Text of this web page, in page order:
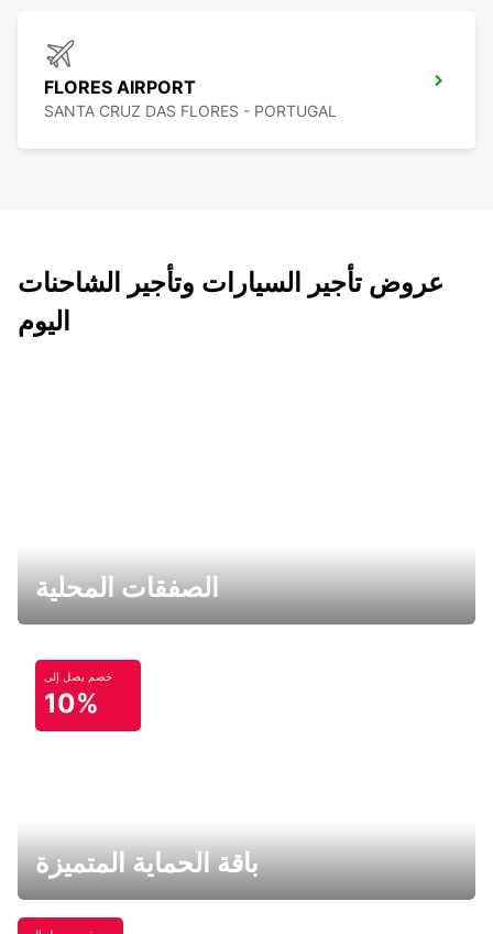
FLORES AIRPORT
SANTA CRUZ DAS FLORES - PORTUGAL
عروض تأجير السيارات وتأجير الشاحنات
اليوم
الصفقات المحلية
خصم يصل إلى
10%
باقة الحماية المتميزة